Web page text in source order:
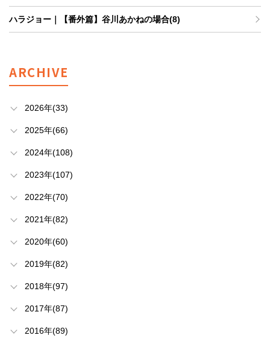
ハラジョー｜【番外篇】谷川あかねの場合(8)
ARCHIVE
2026年(33)
2025年(66)
2024年(108)
2023年(107)
2022年(70)
2021年(82)
2020年(60)
2019年(82)
2018年(97)
2017年(87)
2016年(89)